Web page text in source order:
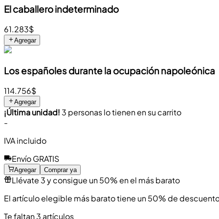
El caballero indeterminado
61.283$
Agregar
Los españoles durante la ocupación napoleónica
114.756$
Agregar
¡Última unidad! 3 personas lo tienen en su carrito
-
IVA incluido
Envío GRATIS
Agregar Comprar ya
Llévate 3 y consigue un 50% en el más barato
El artículo elegible más barato tiene un 50% de
Te faltan 3 artículos